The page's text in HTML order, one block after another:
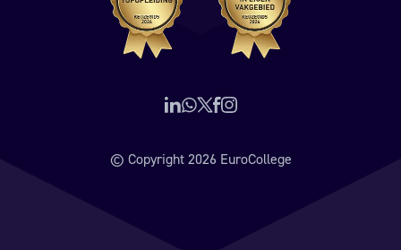
Volg ons op LinkedIn
Neem contact op via WhatsApp
Volg ons op X (voorheen Twitter)
Volg ons op Facebook
Volg ons op Instagram
© Copyright 2026 EuroCollege